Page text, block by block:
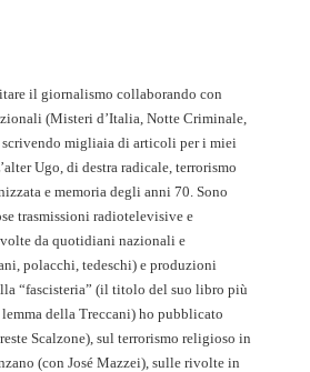
il giornalismo collaborando con
(Misteri d’Italia, Notte Criminale,
migliaia di articoli per i miei
Ugo, di destra radicale, terrorismo
e memoria degli anni 70. Sono
trasmissioni radiotelevisive e
da quotidiani nazionali e
polacchi, tedeschi) e produzioni
“fascisteria” (il titolo del suo libro più
della Treccani) ho pubblicato
Scalzone), sul terrorismo religioso in
(con José Mazzei), sulle rivolte in